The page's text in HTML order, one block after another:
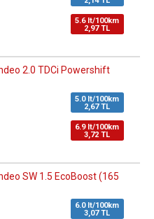
5.6 lt/100km
2,97 TL
2.0 TDCi Powershift
5.0 lt/100km
2,67 TL
6.9 lt/100km
3,72 TL
SW 1.5 EcoBoost (165
6.0 lt/100km
3,07 TL